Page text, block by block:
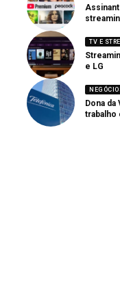
TV E
e LG
Dona
trabalho